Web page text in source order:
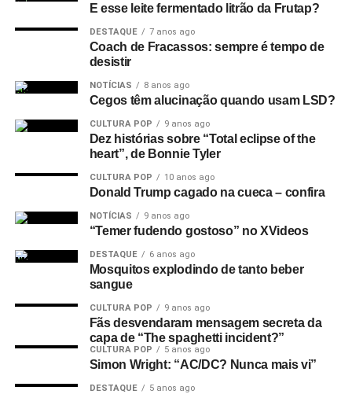
E esse leite fermentado litrão da Frutap?
DESTAQUE 7 anos ago
Coach de Fracassos: sempre é tempo de
desistir
NOTÍCIAS 8 anos ago
Cegos têm alucinação quando usam LSD?
CULTURA POP 9 anos ago
Dez histórias sobre “Total eclipse of the
heart”, de Bonnie Tyler
CULTURA POP 10 anos ago
Donald Trump cagado na cueca – confira
NOTÍCIAS 9 anos ago
“Temer fudendo gostoso” no XVideos
DESTAQUE 6 anos ago
Mosquitos explodindo de tanto beber
sangue
CULTURA POP 9 anos ago
Fãs desvendaram mensagem secreta da
capa de “The spaghetti incident?”
CULTURA POP 5 anos ago
Simon Wright: “AC/DC? Nunca mais vi”
DESTAQUE 5 anos ago